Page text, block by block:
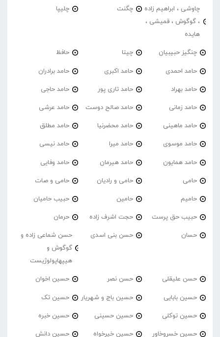
چاوشی ، ابراهیم زاده
، گوگوش ، قمیشی ،
هایده
چگنت چلیپا
چنگیز حبیبیان چیتا حافظ
حامد احمدی حامد اکبری حامد برادران
حامد بهراد حامد تاری پور حامد حاجی
حامد زمانی حامد صالح دوست حامد عرشی
حامد ماهینی حامد محضرنیا حامد مطلق
حامد موسوی حامد میرا حامد نیسی
حامد همایون حامد هیرمان حامد وفایی
حامی حامی و رادیان حامی و صات
حامیم حامین حبیب حامیان
حبیب حق پرست حجت اشرف زاده حرمان
حسان حسن بنی اسدی
حسن شماعی زاده و
گوگوش و
هیپهاپولوژیست
حسن علیقلی حسن نصر حسین اخوان
حسین بابایی حسین باج و شهریار حسین تک
حسین توکلی حسین حسینی حسین خبره
حسین خسروخاور حسین خیرخواه حسین دانش